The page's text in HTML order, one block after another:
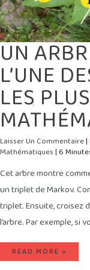
UN
L’UNE
LES
Laisser Un Commentaire|
Mathématiques| 6
Cet arbre montre
un triplet de Markov.
triplet. Ensuite, croisez
l’arbre. Par exemple, si
READ MORE »